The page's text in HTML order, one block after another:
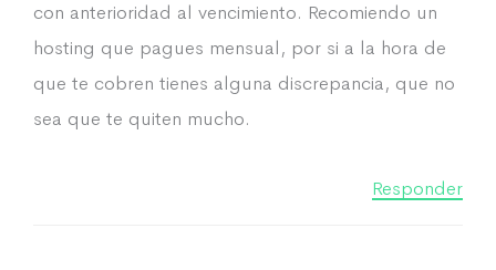
con anterioridad al vencimiento. Recomiendo un
hosting que pagues mensual, por si a la hora de
que te cobren tienes alguna discrepancia, que no
sea que te quiten mucho.
Responder